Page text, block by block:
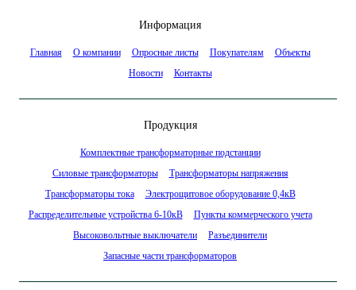
Информация
Главная О компании Опросные листы Покупателям
Объекты
Новости
Контакты
Продукция
Комплектные трансформаторные подстанции
Силовые трансформаторы
Трансформаторы напряжения
Трансформаторы тока
Электрощитовое оборудование 0,4кВ
Распределительные устройства 6-10кВ
Пункты коммерческого учета
Высоковольтные выключатели
Разъединители
Запасные части трансформаторов